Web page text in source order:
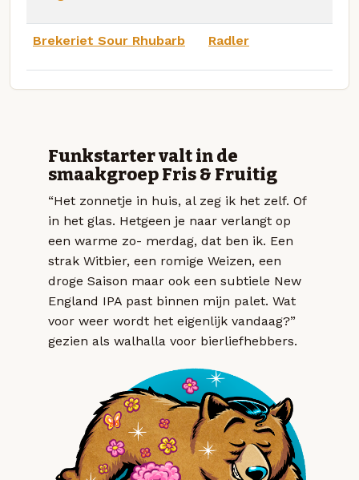
Brekeriet Sour Rhubarb Radler
Funkstarter valt in de
smaakgroep Fris & Fruitig
“Het zonnetje in huis, al zeg ik het zelf. Of
in het glas. Hetgeen je naar verlangt op
een warme zo- merdag, dat ben ik. Een
strak Witbier, een romige Weizen, een
droge Saison maar ook een subtiele New
England IPA past binnen mijn palet. Wat
voor weer wordt het eigenlijk vandaag?”
gezien als walhalla voor bierliefhebbers.